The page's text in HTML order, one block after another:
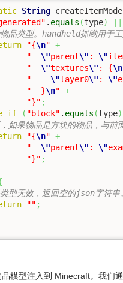
String
. equals (type)
品类型。handheld抓哟用于
"{\n" +
" \"parent\" : \"
" \"textures\" : {\n
" \"layer0\" : \"
"  }\n" +
"}" ;
if ( "block" . equals (type)
如果物品是方块的物品，与前
"{\n" +
" \"parent\" : \"
"}" ;
型无效，返回空的json字符串。
"" ;
模型注入到 Minecraft。我们